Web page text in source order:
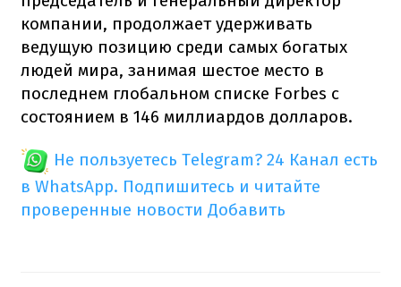
компании, продолжает удерживать
ведущую позицию среди самых богатых
людей мира, занимая шестое место в
последнем глобальном списке Forbes с
состоянием в 146 миллиардов долларов.
Не пользуетесь Telegram? 24 Канал есть
в WhatsApp. Подпишитесь и читайте
проверенные новости Добавить